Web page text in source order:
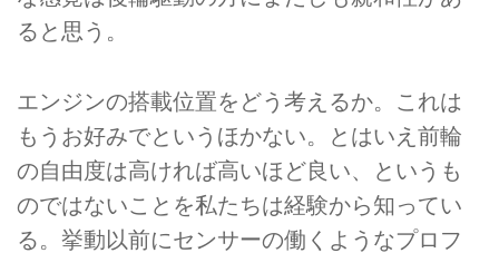
ると思う。
エンジンの搭載位置をどう考えるか。これは
もうお好みでというほかない。とはいえ前輪
の自由度は高ければ高いほど良い、というも
のではないことを私たちは経験から知ってい
る。挙動以前にセンサーの働くようなプロフ